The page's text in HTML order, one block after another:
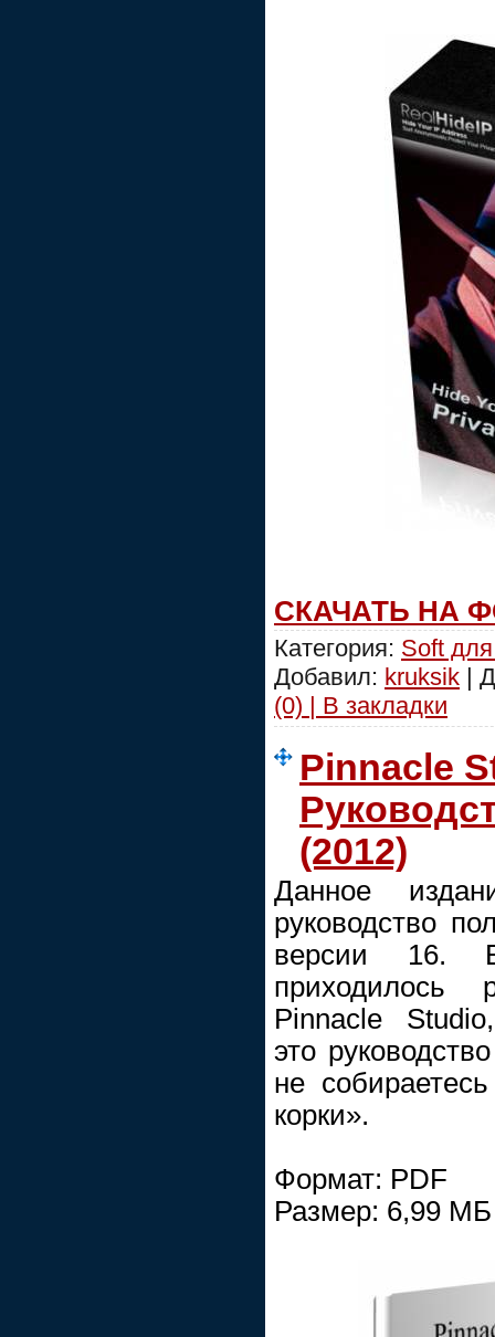
СКАЧАТЬ НА
Категория: Soft
Добавил: kruksik |
(0) | В закладки
Pinnacle
(2012)
Данное
руководство
версии 16.
приходилось
Pinnacle
это
не
корки».
Формат: PDF
Размер: 6,99 МБ